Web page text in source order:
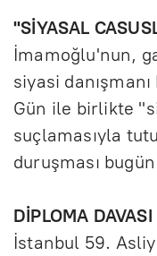
"SİYASAL
İmamoğlu'nun,
siyasi
Gün ile birlikte
suçlamasıyla
duruşması
DİPLOMA
İstanbul 59.